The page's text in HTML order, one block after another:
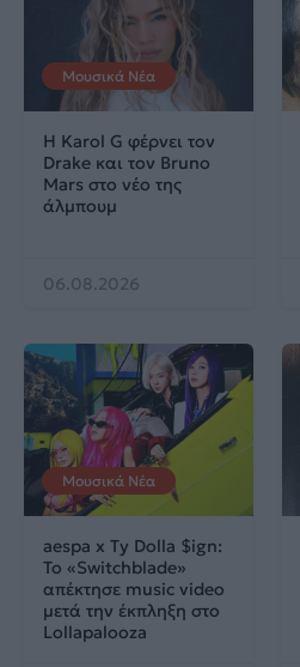
Μουσικά Νέα
Η Karol G φέρνει τον
Drake και τον Bruno
Mars στο νέο της
άλμπουμ
06.08.2026
Μουσικά Νέα
aespa x Ty Dolla $ign:
Το «Switchblade»
απέκτησε music video
μετά την έκπληξη στο
Lollapalooza